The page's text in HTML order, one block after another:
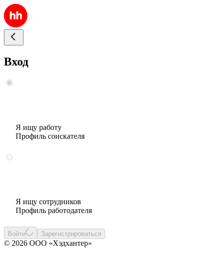
Вход
Я ищу работу
Профиль соискателя
Я ищу сотрудников
Профиль работодателя
Войти Зарегистрироваться
© 2026 ООО «Хэдхантер»